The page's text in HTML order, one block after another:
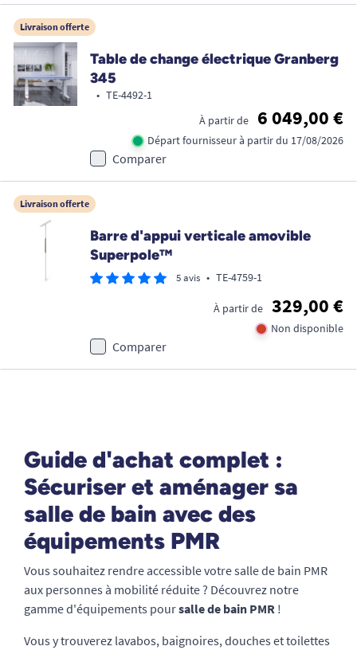
Livraison offerte
Table de change électrique Granberg
345
• TE-4492-1
À partir de
6 049,00 €
Départ fournisseur à partir du 17/08/2026
Comparer
Livraison offerte
Barre d'appui verticale amovible
Superpole™
5 avis • TE-4759-1
À partir de 329,00 €
Non disponible
Comparer
Guide d'achat complet :
Sécuriser et aménager sa
salle de bain avec des
équipements PMR
Vous souhaitez rendre accessible votre salle de bain PMR
aux personnes à mobilité réduite ? Découvrez notre
gamme d'équipements poursalle de bain PMR !
Vous y trouverez lavabos, baignoires, douches et toilettes